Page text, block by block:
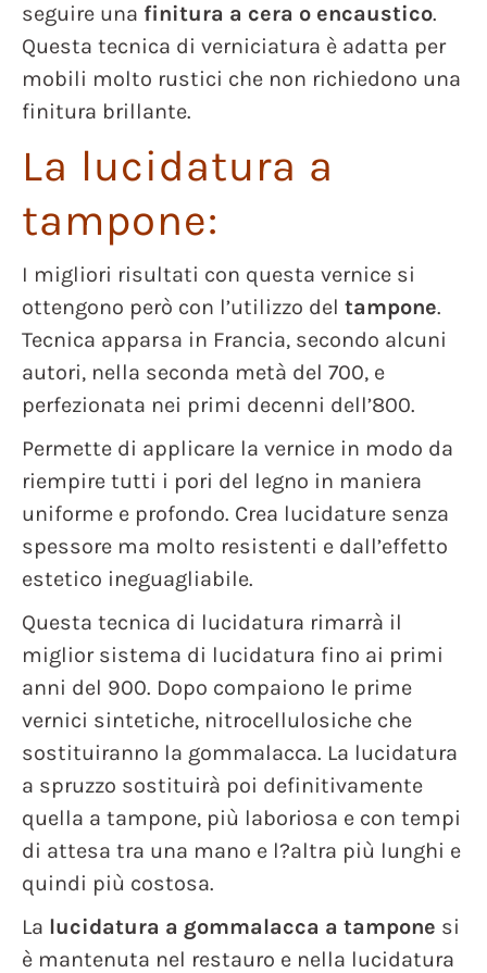
seguire una finitura a cera o encaustico.
Questa tecnica di verniciatura è adatta per
mobili molto rustici che non richiedono una
finitura brillante.
La lucidatura a
tampone:
I migliori risultati con questa vernice si
ottengono però con l’utilizzo del tampone.
Tecnica apparsa in Francia, secondo alcuni
autori, nella seconda metà del 700, e
perfezionata nei primi decenni dell’800.
Permette di applicare la vernice in modo da
riempire tutti i pori del legno in maniera
uniforme e profondo. Crea lucidature senza
spessore ma molto resistenti e dall’effetto
estetico ineguagliabile.
Questa tecnica di lucidatura rimarrà il
miglior sistema di lucidatura fino ai primi
anni del 900. Dopo compaiono le prime
vernici sintetiche, nitrocellulosiche che
sostituiranno la gommalacca. La lucidatura
a spruzzo sostituirà poi definitivamente
quella a tampone, più laboriosa e con tempi
di attesa tra una mano e l?altra più lunghi e
quindi più costosa.
La lucidatura a gommalacca a tampone si
è mantenuta nel restauro e nella lucidatura